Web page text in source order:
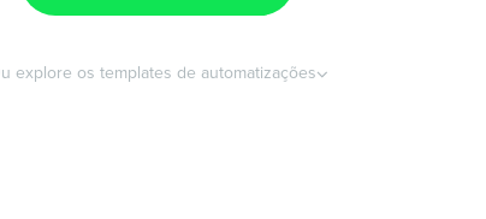
explore os templates de automatizações